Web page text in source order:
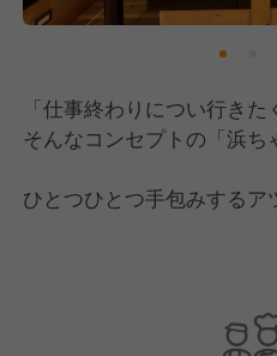
「仕事終わりについ行きた
そんなコンセプトの「浜ち
ひとつひとつ手包みする
強鶏の塩煮込み」など、
そんな「浜ちゃん」では